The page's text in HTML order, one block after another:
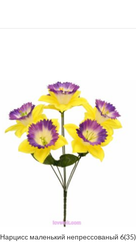
ЧИТАТИ ДАЛІ
Нарцисс маленький непрессованый 6(35)